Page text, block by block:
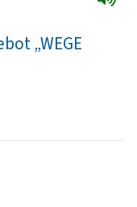
„WEGE